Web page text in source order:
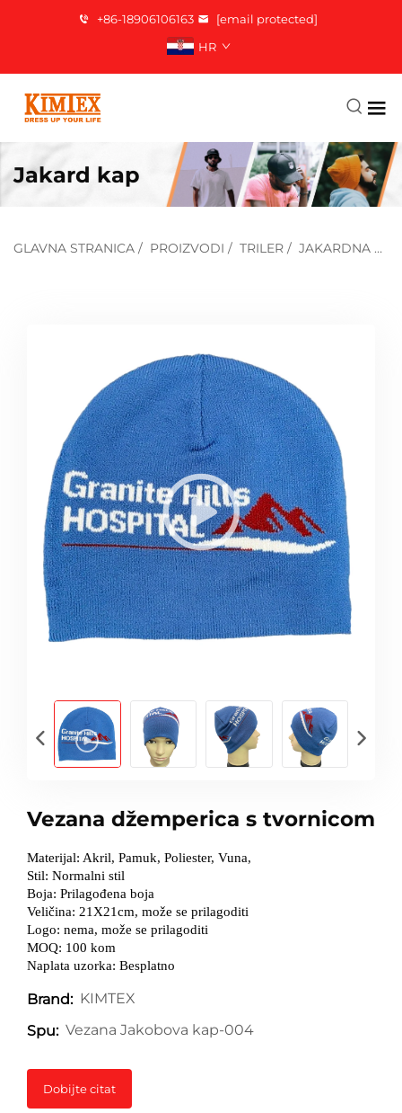
+86-18906106163
[email protected]
HR
Jakard kap
GLAVNA STRANICA / PROIZVODI / TRILER / JAKARDNA KAP
Vezana džemperica s tvornicom
Materijal: Akril, Pamuk, Poliester, Vuna,
Stil: Normalni stil
Boja: Prilagođena boja
Veličina: 21X21cm, može se prilagoditi
Logo: nema, može se prilagoditi
MOQ: 100 kom
Naplata uzorka: Besplatno
Brand: KIMTEX
Spu: Vezana Jakobova kap-004
Dobijte citat